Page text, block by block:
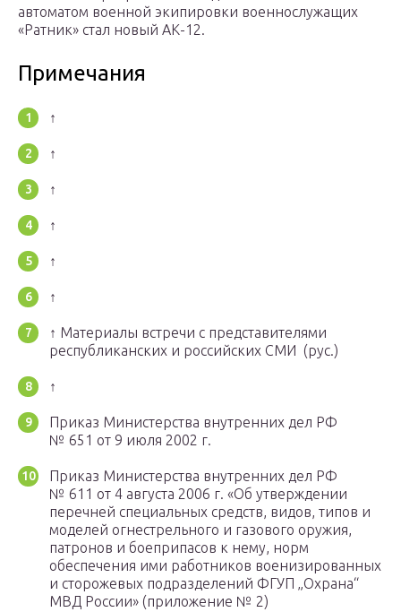
автоматом военной экипировки военнослужащих
«Ратник» стал новый АК-12.
Примечания
↑
↑
↑
↑
↑
↑
↑ Материалы встречи с представителями
республиканских и российских СМИ (рус.)
↑
Приказ Министерства внутренних дел РФ
№ 651 от 9 июля 2002 г.
Приказ Министерства внутренних дел РФ
№ 611 от 4 августа 2006 г. «Об утверждении
перечней специальных средств, видов, типов и
моделей огнестрельного и газового оружия,
патронов и боеприпасов к нему, норм
обеспечения ими работников военизированных
и сторожевых подразделений ФГУП „Охрана“
МВД России» (приложение № 2)